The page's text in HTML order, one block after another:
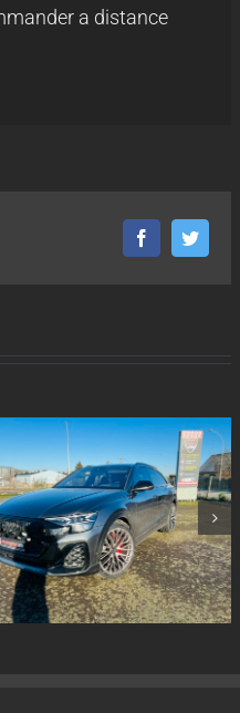
a distance
FacebookTwitter
Echappement inox sur
mesure Ford sierra xr4i v6